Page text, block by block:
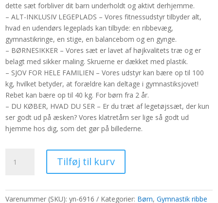
dette sæt forbliver dit barn underholdt og aktivt derhjemme.
– ALT-INKLUSIV LEGEPLADS – Vores fitnessudstyr tilbyder alt,
hvad en udendørs legeplads kan tilbyde: en ribbevæg,
gymnastikringe, en stige, en balancebom og en gynge.
– BØRNESIKKER – Vores sæt er lavet af højkvalitets træ og er
belagt med sikker maling. Skruerne er dækket med plastik.
– SJOV FOR HELE FAMILIEN – Vores udstyr kan bære op til 100
kg, hvilket betyder, at forældre kan deltage i gymnastiksjovet!
Rebet kan bære op til 40 kg. For børn fra 2 år.
– DU KØBER, HVAD DU SER – Er du træt af legetøjssæt, der kun
ser godt ud på æsken? Vores klatretårn ser lige så godt ud
hjemme hos dig, som det gør på billederne.
ribbe
antal
Tilføj til kurv
Varenummer (SKU):yn-6916 Kategorier: Børn,Gymnastik ribbe